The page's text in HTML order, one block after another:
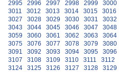
2995
2996 2997 2998 2999 3000
3011
3012 3013 3014 3015 3016
3027
3028 3029 3030 3031 3032
3043
3044 3045 3046 3047 3048
3059
3060 3061 3062 3063 3064
3075
3076 3077 3078 3079 3080
3091
3092 3093 3094 3095 3096
3107
3108 3109 3110 3111 3112
3124
3125 3126 3127 3128 3129